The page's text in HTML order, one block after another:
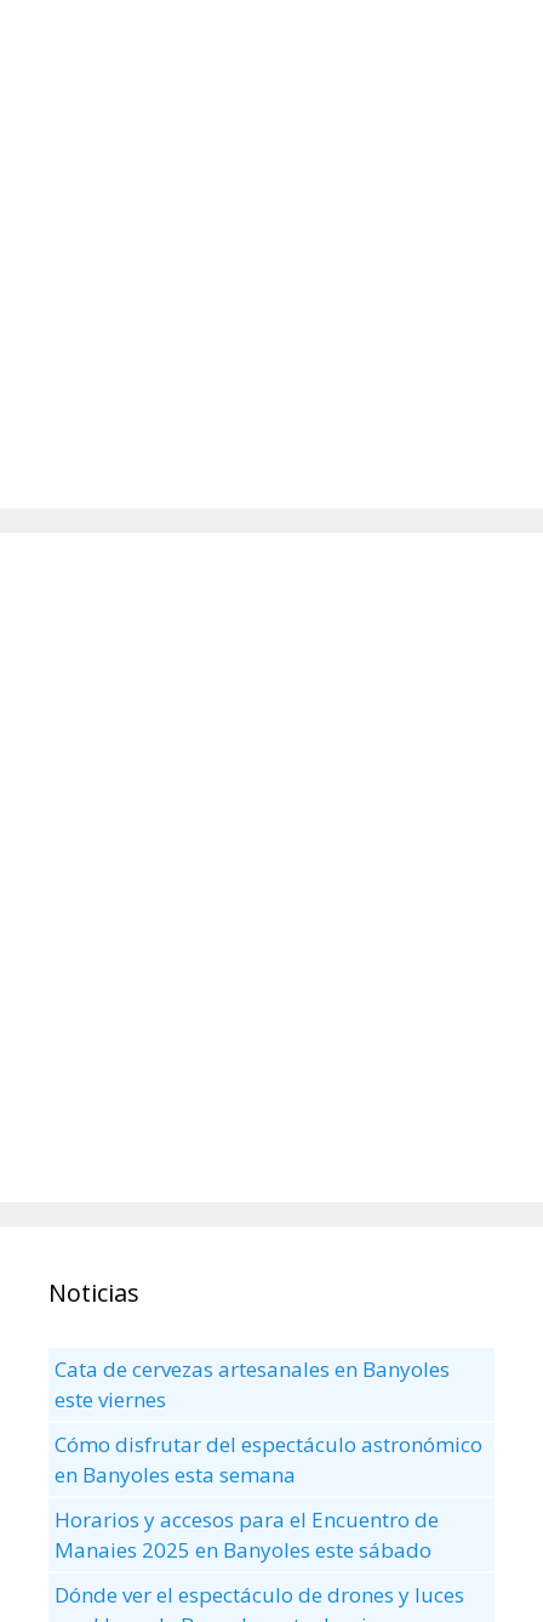
Noticias
Cata de cervezas artesanales en Banyoles
este viernes
Cómo disfrutar del espectáculo astronómico
en Banyoles esta semana
Horarios y accesos para el Encuentro de
Manaies 2025 en Banyoles este sábado
Dónde ver el espectáculo de drones y luces